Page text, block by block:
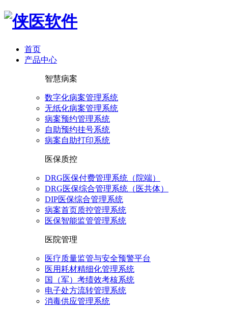
首页
产品中心
智慧病案
数字化病案管理系统
无纸化病案管理系统
病案预约管理系统
自助预约挂号系统
病案自助打印系统
医保质控
DRG医保付费管理系统（院端）
DRG医保综合管理系统（医共体）
DIP医保综合管理系统
病案首页质控管理系统
医保智能监管管理系统
医院管理
医疗质量监管与安全预警平台
医用耗材精细化管理系统
国（军）考绩效考核系统
电子处方流转管理系统
消毒供应管理系统